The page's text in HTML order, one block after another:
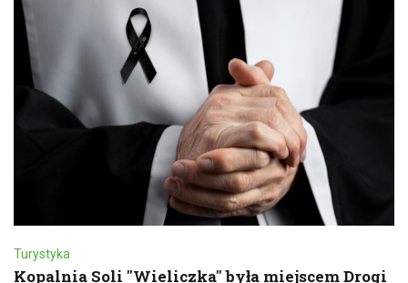
Turystyka
Kopalnia Soli "Wieliczka" była miejscem Drogi